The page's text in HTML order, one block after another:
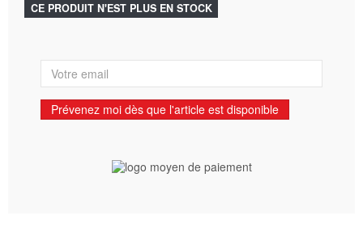
CE PRODUIT N'EST PLUS EN STOCK
Prévenez moi dès que l'article est disponible